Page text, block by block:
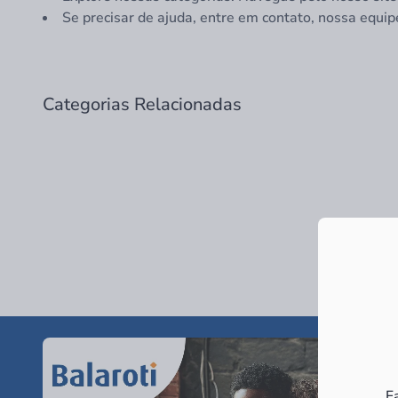
Se precisar de ajuda, entre em contato, nossa
Categorias Relacionadas